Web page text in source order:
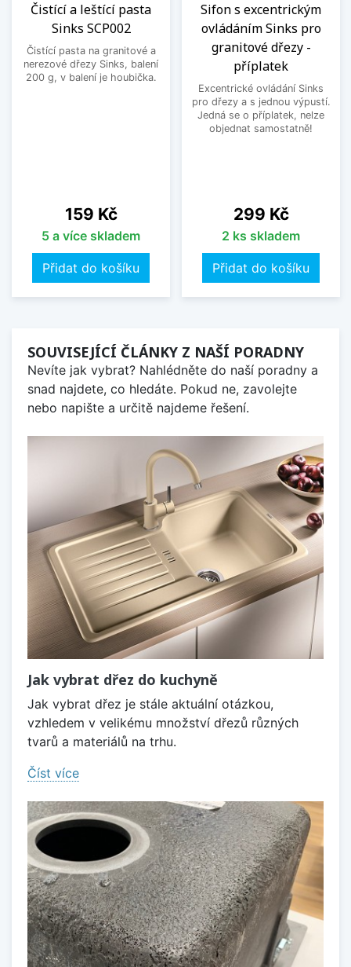
Čistící a leštící pasta
Sinks SCP002
Čistící pasta na granitové a
nerezové dřezy Sinks, balení
200 g, v balení je houbička.
Cena
159 Kč
5 a více skladem
Přidat do košíku
Sifon s excentrickým
ovládáním Sinks pro
granitové dřezy -
příplatek
Excentrické ovládání Sinks
pro dřezy a s jednou výpustí.
Jedná se o příplatek, nelze
objednat samostatně!
Cena
299 Kč
2 ks skladem
Přidat do košíku
SOUVISEJÍCÍ ČLÁNKY Z NAŠÍ PORADNY
Nevíte jak vybrat? Nahlédněte do naší poradny a
snad najdete, co hledáte. Pokud ne, zavolejte
nebo napište a určitě najdeme řešení.
Jak vybrat dřez do kuchyně
Jak vybrat dřez je stále aktuální otázkou,
vzhledem v velikému množství dřezů různých
tvarů a materiálů na trhu.
Číst více